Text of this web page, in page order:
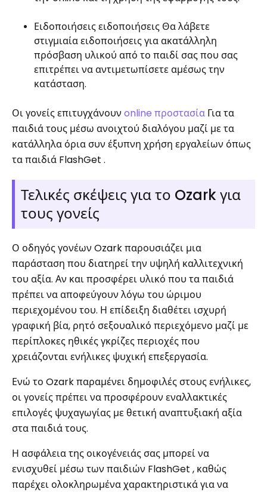
Ειδοποιήσεις ειδοποιήσεις Θα λάβετε
στιγμιαία ειδοποιήσεις για ακατάλληλη
πρόσβαση υλικού από το παιδί σας που σας
επιτρέπει να αντιμετωπίσετε αμέσως την
κατάσταση.
Οι γονείς επιτυγχάνουν online προστασία Για τα
παιδιά τους μέσω ανοιχτού διαλόγου μαζί με τα
κατάλληλα όρια συν έξυπνη χρήση εργαλείων όπως
τα παιδιά FlashGet .
Τελικές σκέψεις για το Ozark για
τους γονείς
Ο οδηγός γονέων Ozark παρουσιάζει μια
παράσταση που διατηρεί την υψηλή καλλιτεχνική
του αξία. Αν και προσφέρει υλικό που τα παιδιά
πρέπει να αποφεύγουν λόγω του ώριμου
περιεχομένου του. Η επίδειξη διαθέτει ισχυρή
γραφική βία, ρητό σεξουαλικό περιεχόμενο μαζί με
περίπλοκες ηθικές γκρίζες περιοχές που
χρειάζονται ενήλικες ψυχική επεξεργασία.
Ενώ το Ozark παραμένει δημοφιλές στους ενήλικες,
οι γονείς πρέπει να προσφέρουν εναλλακτικές
επιλογές ψυχαγωγίας με θετική αναπτυξιακή αξία
στα παιδιά τους.
Η ασφάλεια της οικογένειάς σας μπορεί να
ενισχυθεί μέσω των παιδιών FlashGet , καθώς
παρέχει ολοκληρωμένα χαρακτηριστικά για να